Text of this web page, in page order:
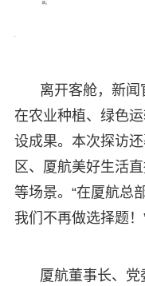
离开客舱，新
在农业种植、绿色
设成果。本次探访
区、厦航美好生活
等场景。“在厦航总
我们不再做选择题！
厦航董事长、